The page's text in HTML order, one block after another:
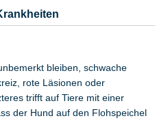
bleiben, schwache
rote Läsionen oder
trifft auf Tiere mit einer
der Hund auf den Flohspeichel